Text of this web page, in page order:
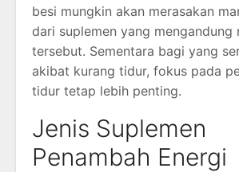
besi mungkin akan merasakan
dari suplemen yang mengandung
tersebut. Sementara bagi yang
akibat kurang tidur, fokus pada
tidur tetap lebih penting.
Jenis Suplemen
Penambah Energi